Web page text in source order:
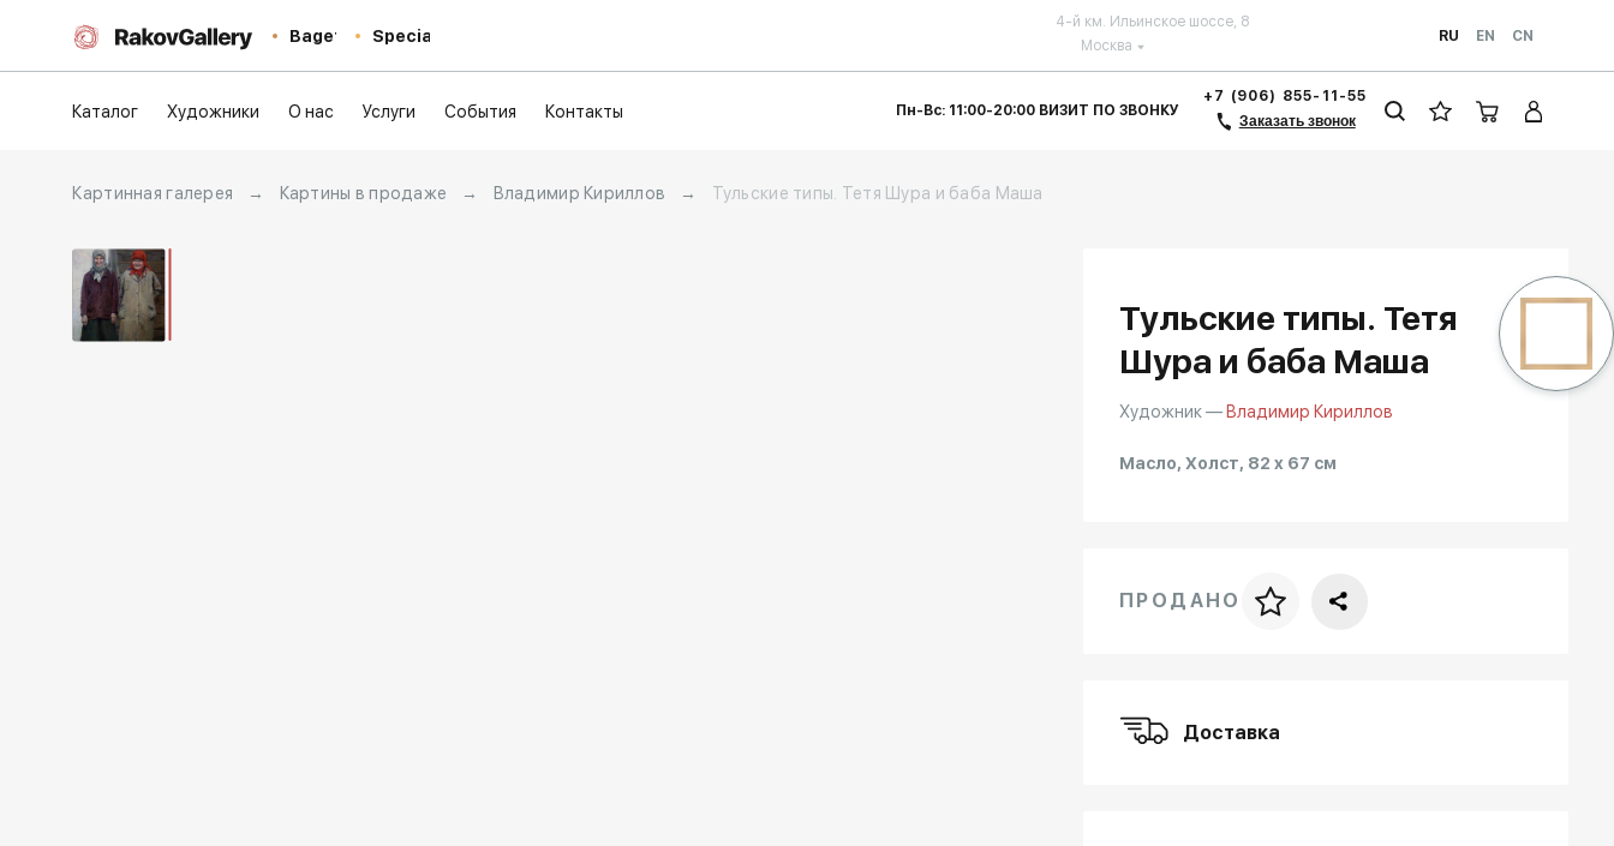
Baget Special Москва
4-й км. Ильинское шоссе, 8
RU
EN CN
Каталог Художники О нас Услуги События Контакты Пн-Вс: 11:00-20:00 ВИЗИТ ПО ЗВОНКУ
+7 (906) 855-11-55
Заказать звонок
Картинная галерея → Картины в продаже → Владимир Кириллов → Тульские типы. Тетя Шура и баба Маша
Тульские типы. Тетя
Шура и баба Маша
Художник — Владимир Кириллов
Масло, Холст, 82 x 67 см
Цена за багет
ПРОДАНО
Доставка